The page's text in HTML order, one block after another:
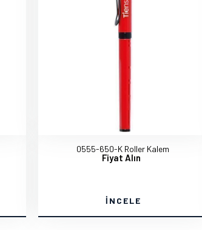
0555-650-K Roller Kalem
Fiyat Alın
İNCELE